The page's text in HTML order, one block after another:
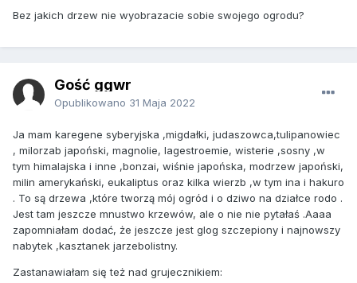
Bez jakich drzew nie wyobrazacie sobie swojego ogrodu?
Gość ggwr
Opublikowano 31 Maja 2022
Ja mam karegene syberyjska ,migdałki, judaszowca,tulipanowiec
, milorzab japoński, magnolie, lagestroemie, wisterie ,sosny ,w
tym himalajska i inne ,bonzai, wiśnie japońska, modrzew japoński,
milin amerykański, eukaliptus oraz kilka wierzb ,w tym ina i hakuro
. To są drzewa ,które tworzą mój ogród i o dziwo na działce rodo .
Jest tam jeszcze mnustwo krzewów, ale o nie nie pytałaś .Aaaa
zapomniałam dodać, że jeszcze jest glog szczepiony i najnowszy
nabytek ,kasztanek jarzebolistny.
Zastanawiałam się też nad grujecznikiem: